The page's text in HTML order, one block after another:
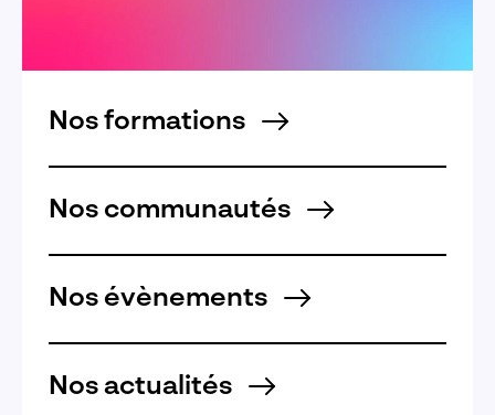
Nos formations
Nos communautés
Nos évènements
Nos actualités